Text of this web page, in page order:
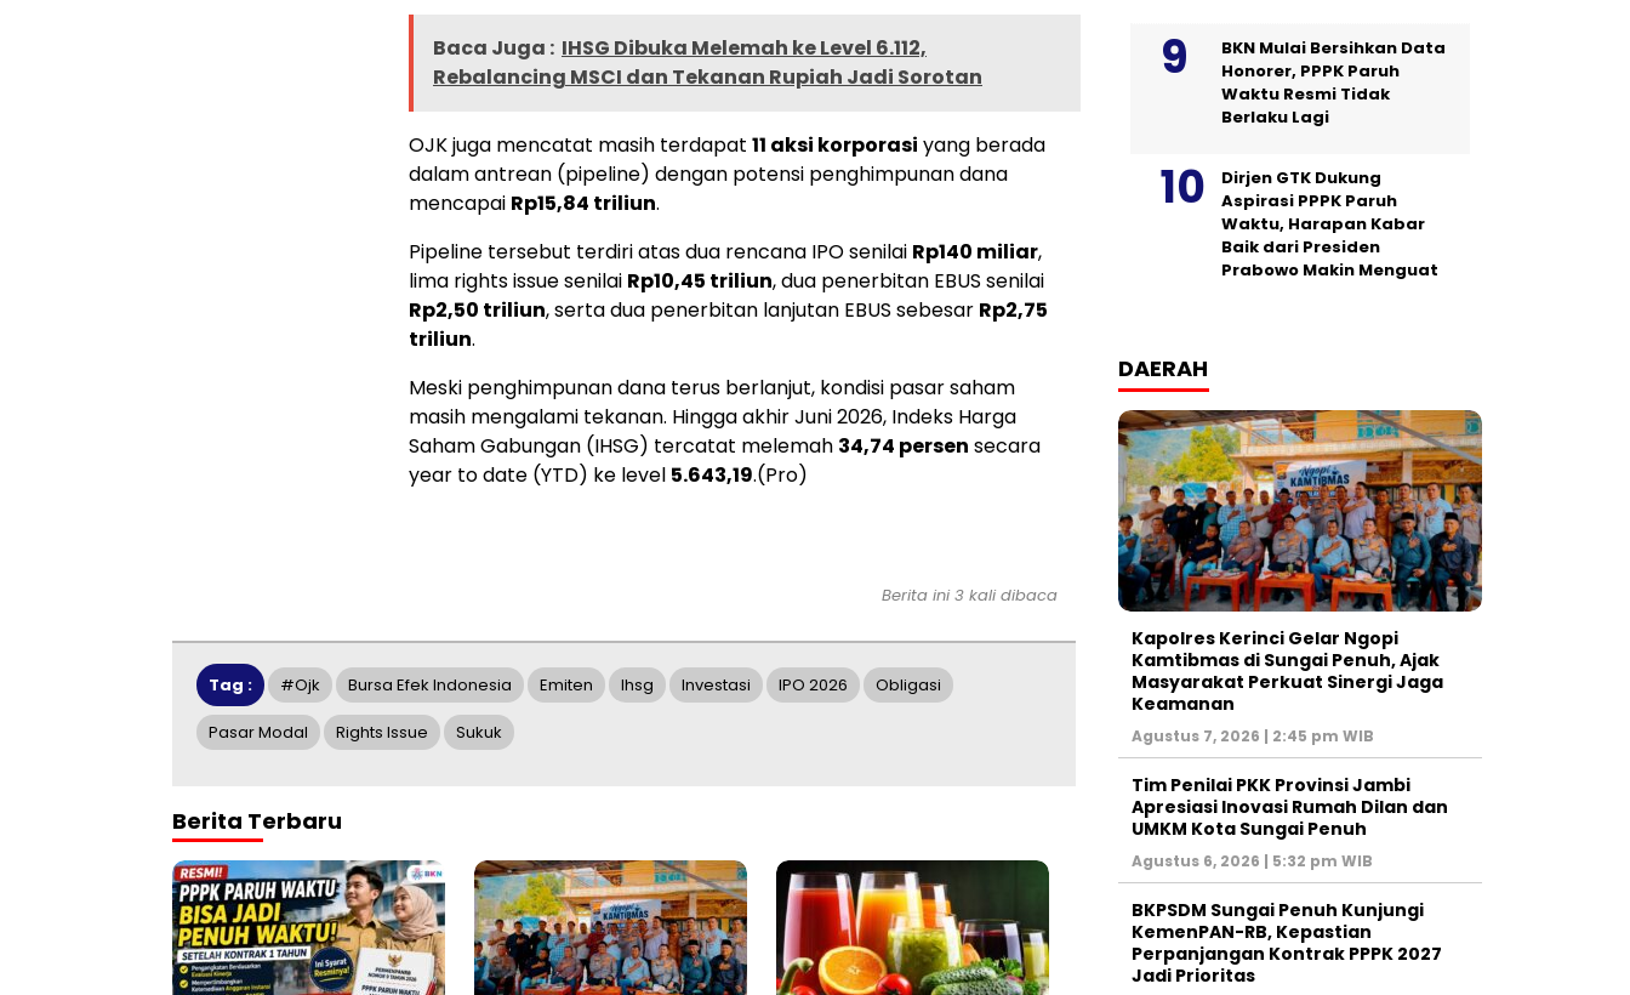
Baca Juga : IHSG Dibuka Melemah ke Level 6.112,
Rebalancing MSCI dan Tekanan Rupiah Jadi Sorotan
OJK juga mencatat masih terdapat 11 aksi korporasi yang berada
dalam antrean (pipeline) dengan potensi penghimpunan dana
mencapai Rp15,84 triliun.
Pipeline tersebut terdiri atas dua rencana IPO senilai Rp140 miliar,
lima rights issue senilai Rp10,45 triliun, dua penerbitan EBUS senilai
Rp2,50 triliun, serta dua penerbitan lanjutan EBUS sebesar Rp2,75
triliun.
Meski penghimpunan dana terus berlanjut, kondisi pasar saham
masih mengalami tekanan. Hingga akhir Juni 2026, Indeks Harga
Saham Gabungan (IHSG) tercatat melemah 34,74 persen secara
year to date (YTD) ke level 5.643,19.(Pro)
Berita ini 3 kali dibaca
Tag : #ojk Bursa Efek Indonesia Emiten Ihsg Investasi IPO 2026 Obligasi
Pasar Modal Rights Issue Sukuk
Berita Terbaru
BKN Mulai Bersihkan Data
Honorer, PPPK Paruh
Waktu Resmi Tidak
Berlaku Lagi
Dirjen GTK Dukung
Aspirasi PPPK Paruh
Waktu, Harapan Kabar
Baik dari Presiden
Prabowo Makin Menguat
DAERAH
Kapolres Kerinci Gelar Ngopi
Kamtibmas di Sungai Penuh, Ajak
Masyarakat Perkuat Sinergi Jaga
Keamanan
Agustus 7, 2026 | 2:45 pm WIB
Tim Penilai PKK Provinsi Jambi
Apresiasi Inovasi Rumah Dilan dan
UMKM Kota Sungai Penuh
Agustus 6, 2026 | 5:32 pm WIB
BKPSDM Sungai Penuh Kunjungi
KemenPAN-RB, Kepastian
Perpanjangan Kontrak PPPK 2027
Jadi Prioritas